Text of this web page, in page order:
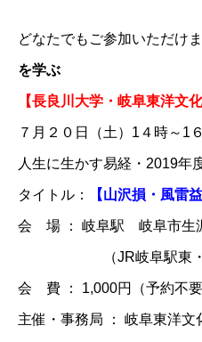
どなたでもご参加いただけま
を学ぶ
【長良川大学・岐阜東洋文
７月２０日（土） ​1４時～1
人生に生かす易経・2019年
タイトル： 【山沢損・風雷益
会 場 ： 岐阜駅 岐阜市生
（JR岐阜駅東・三
会 費 ： 1,000円（予約不要
主催・事務局 ： 岐阜東洋文